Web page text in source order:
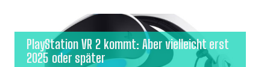
PlayStation VR 2 kommt: Aber vielleicht erst
2025 oder später